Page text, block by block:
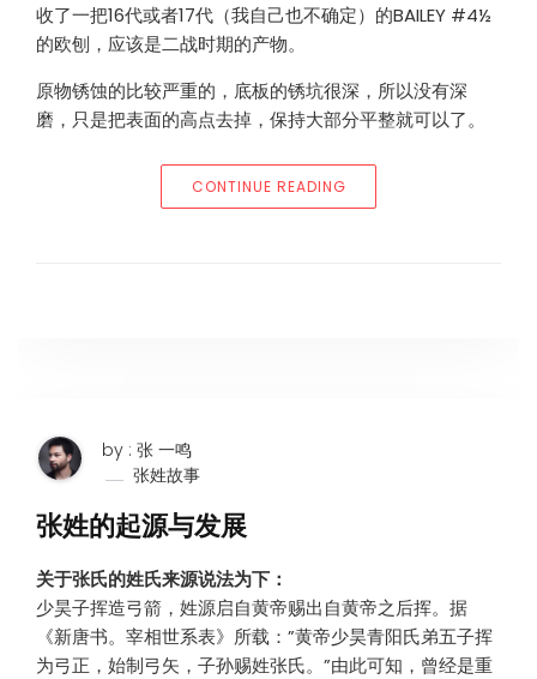
收了一把16代或者17代（我自己也不确定）的BAILEY #4½
的欧刨，应该是二战时期的产物。
原物锈蚀的比较严重的，底板的锈坑很深，所以没有深
磨，只是把表面的高点去掉，保持大部分平整就可以了。
CONTINUE READING“16代（也许17代）
by : 张 一鸣
张姓故事
张姓的起源与发展
关于张氏的姓氏来源说法为下：
少昊子挥造弓箭，姓源启自黄帝赐出自黄帝之后挥。据
《新唐书。宰相世系表》所载：”黄帝少昊青阳氏弟五子挥
为弓正，始制弓矢，子孙赐姓张氏。”由此可知，曾经是重